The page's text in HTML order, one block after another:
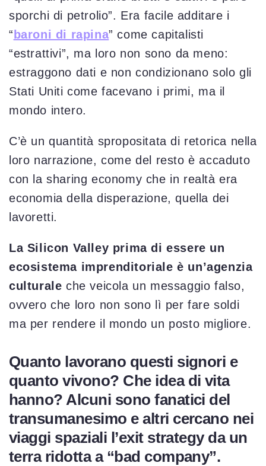
sporchi di petrolio”. Era facile additare i
“ baroni di rapina” come capitalisti
“estrattivi”, ma loro non sono da meno:
estraggono dati e non condizionano solo gli
Stati Uniti come facevano i primi, ma il
mondo intero.
C’è un quantità spropositata di retorica nella
loro narrazione, come del resto è accaduto
con la sharing economy che in realtà era
economia della disperazione, quella dei
lavoretti.
La Silicon Valley prima di essere un
ecosistema imprenditoriale è un’agenzia
culturale che veicola un messaggio falso,
ovvero che loro non sono lì per fare soldi
ma per rendere il mondo un posto migliore.
Quanto lavorano questi signori e
quanto vivono? Che idea di vita
hanno? Alcuni sono fanatici del
transumanesimo e altri cercano nei
viaggi spaziali l’exit strategy da un
terra ridotta a “bad company”.